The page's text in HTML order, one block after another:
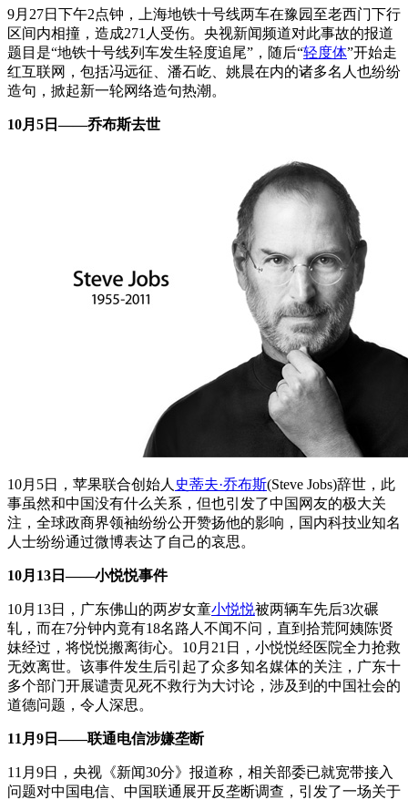
9月27日下午2点钟，上海地铁十号线两车在豫园至老西门下行
区间内相撞，造成271人受伤。央视新闻频道对此事故的报道
题目是“地铁十号线列车发生轻度追尾”，随后“轻度体”开始走
红互联网，包括冯远征、潘石屹、姚晨在内的诸多名人也纷纷
造句，掀起新一轮网络造句热潮。
10月5日——乔布斯去世
10月5日，苹果联合创始人 史蒂夫·乔布斯(Steve Jobs)辞世，此
事虽然和中国没有什么关系，但也引发了中国网友的极大关
注，全球政商界领袖纷纷公开赞扬他的影响，国内科技业知名
人士纷纷通过微博表达了自己的哀思。
10月13日——小悦悦事件
10月13日，广东佛山的两岁女童小悦悦被两辆车先后3次碾
轧，而在7分钟内竟有18名路人不闻不问，直到拾荒阿姨陈贤
妹经过，将悦悦搬离街心。10月21日，小悦悦经医院全力抢救
无效离世。该事件发生后引起了众多知名媒体的关注，广东十
多个部门开展谴责见死不救行为大讨论，涉及到的中国社会的
道德问题，令人深思。
11月9日——联通电信涉嫌垄断
11月9日，央视《新闻30分》报道称，相关部委已就宽带接入
问题对中国电信、中国联通展开反垄断调查，引发了一场关于